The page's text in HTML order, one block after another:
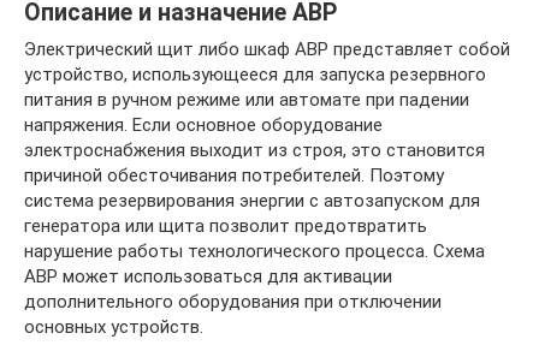
Описание и назначение АВР
Электрический щит либо шкаф АВР представляет собой
устройство, использующееся для запуска резервного
питания в ручном режиме или автомате при падении
напряжения. Если основное оборудование
электроснабжения выходит из строя, это становится
причиной обесточивания потребителей. Поэтому
система резервирования энергии с автозапуском для
генератора или щита позволит предотвратить
нарушение работы технологического процесса. Схема
АВР может использоваться для активации
дополнительного оборудования при отключении
основных устройств.